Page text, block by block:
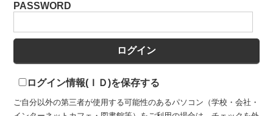
PASSWORD
ログイン情報(ＩＤ)を保存する
ご自分以外の第三者が使用する可能性のあるパソコン（学校・会社・